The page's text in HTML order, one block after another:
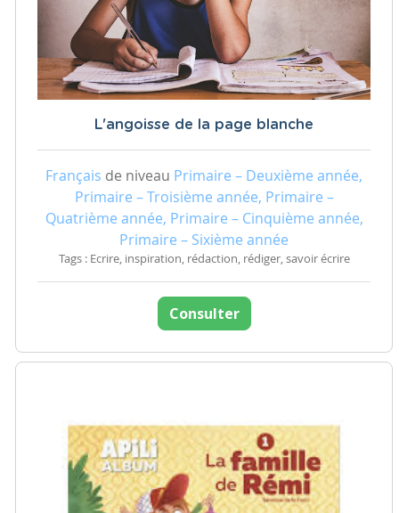
L'angoisse de la page blanche
Français de niveau Primaire – Deuxième année,
Primaire – Troisième année, Primaire –
Quatrième année, Primaire – Cinquième année,
Primaire – Sixième année
Tags : Ecrire, inspiration, rédaction, rédiger, savoir écrire
Consulter